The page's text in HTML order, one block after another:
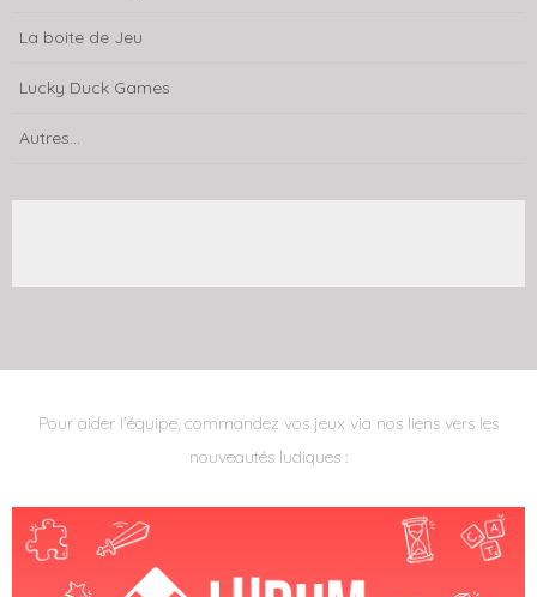
La boite de Jeu
Lucky Duck Games
Autres...
Pour aider l'équipe, commandez vos jeux via nos liens vers les
nouveautés ludiques :